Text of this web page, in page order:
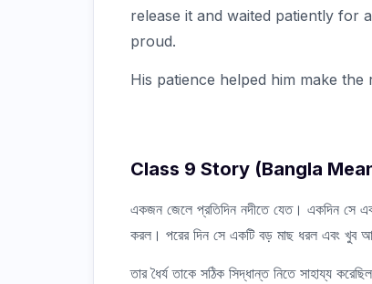
release it and waited patiently for
proud.
His patience helped him make the
Class 9 Story (Bangla
একজন জেলে প্রতিদিন নদীতে যেত। একদিন সে
করল। পরের দিন সে একটি বড় মাছ ধরল এবং খুব
তার ধৈর্য তাকে সঠিক সিদ্ধান্ত নিতে সাহায্য